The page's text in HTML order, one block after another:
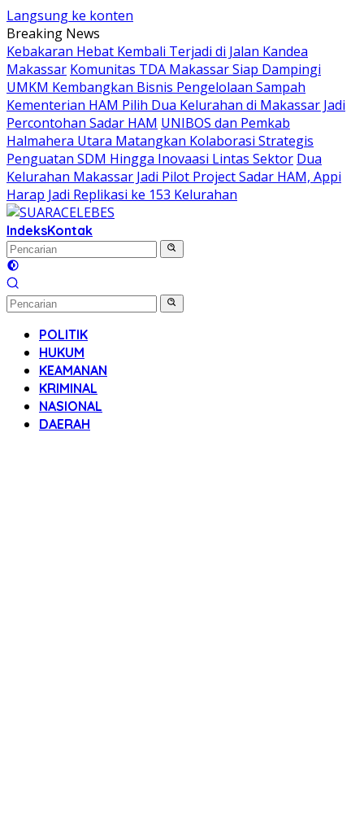
Langsung ke konten
Breaking News
Kebakaran Hebat Kembali Terjadi di Jalan Kandea
Makassar Komunitas TDA Makassar Siap Dampingi
UMKM Kembangkan Bisnis Pengelolaan Sampah
Kementerian HAM Pilih Dua Kelurahan di Makassar Jadi
Percontohan Sadar HAM UNIBOS dan Pemkab
Halmahera Utara Matangkan Kolaborasi Strategis
Penguatan SDM Hingga Inovaasi Lintas Sektor Dua
Kelurahan Makassar Jadi Pilot Project Sadar HAM, Appi
Harap Jadi Replikasi ke 153 Kelurahan
IndeksKontak
POLITIK
HUKUM
KEAMANAN
KRIMINAL
NASIONAL
DAERAH